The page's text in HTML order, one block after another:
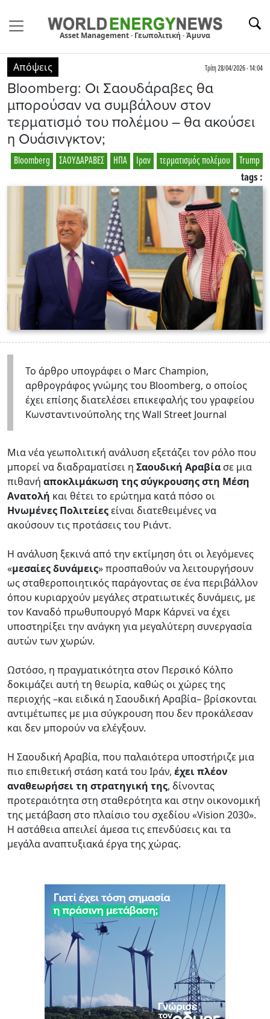
Asset Management · Γεωπολιτική · Άμυνα
Απόψεις Τρίτη 28/04/2026 - 14:04
Bloomberg: Οι Σαουδάραβες θα
μπορούσαν να συμβάλουν στον
τερματισμό του πολέμου – θα ακούσει
η Ουάσινγκτον;
Trump
τερματισμός πολέμου
Ιραν
ΗΠΑ
ΣΑΟΥΔΑΡΑΒΕΣ
Bloomberg
tags :
Το άρθρο υπογράφει ο Marc Champion,
αρθρογράφος γνώμης του Bloomberg, o oποίος
έχει επίσης διατελέσει επικεφαλής του γραφείου
Κωνσταντινούπολης της Wall Street Journal
Μια νέα γεωπολιτική ανάλυση εξετάζει τον ρόλο που
μπορεί να διαδραματίσει η Σαουδική Αραβία σε μια
πιθανή αποκλιμάκωση της σύγκρουσης στη Μέση
Ανατολή και θέτει το ερώτημα κατά πόσο οι
Ηνωμένες Πολιτείεςείναι διατεθειμένες να
ακούσουν τις προτάσεις του Ριάντ.
Η ανάλυση ξεκινά από την εκτίμηση ότι οι λεγόμενες
«μεσαίες δυνάμεις» προσπαθούν να λειτουργήσουν
ως σταθεροποιητικός παράγοντας σε ένα περιβάλλον
όπου κυριαρχούν μεγάλες στρατιωτικές δυνάμεις, με
τον Καναδό πρωθυπουργό Μαρκ Κάρνεϊ να έχει
υποστηρίξει την ανάγκη για μεγαλύτερη συνεργασία
αυτών των χωρών.
Ωστόσο, η πραγματικότητα στον Περσικό Κόλπο
δοκιμάζει αυτή τη θεωρία, καθώς οι χώρες της
περιοχής –και ειδικά η Σαουδική Αραβία– βρίσκονται
αντιμέτωπες με μια σύγκρουση που δεν προκάλεσαν
και δεν μπορούν να ελέγξουν.
Η Σαουδική Αραβία, που παλαιότερα υποστήριζε μια
πιο επιθετική στάση κατά του Ιράν, έχει πλέον
αναθεωρήσει τη στρατηγική της, δίνοντας
προτεραιότητα στη σταθερότητα και στην οικονομική
της μετάβαση στο πλαίσιο του σχεδίου «Vision 2030».
Η αστάθεια απειλεί άμεσα τις επενδύσεις και τα
μεγάλα αναπτυξιακά έργα της χώρας.